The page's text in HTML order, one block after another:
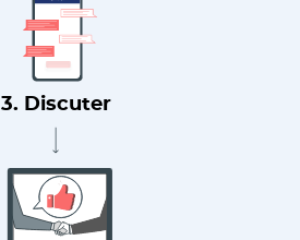
3. Discuter